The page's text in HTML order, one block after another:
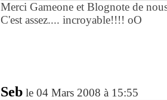
Merci Gameone et Blognote de
C'est assez.... incroyable!!!! oO
Seble 04 Mars 2008 à 15:55